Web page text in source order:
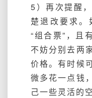
5）再次提醒
楚退改要求。
“组合票”，且
不妨分别去两
价格。有时候
微多花一点钱
己一些灵活的空